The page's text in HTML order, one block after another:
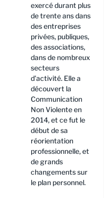
exercé durant plus
de trente ans dans
des entreprises
privées, publiques,
des associations,
dans de nombreux
secteurs
d’activité. Elle a
découvert la
Communication
Non Violente en
2014, et ce fut le
début de sa
réorientation
professionnelle, et
de grands
changements sur
le plan personnel.